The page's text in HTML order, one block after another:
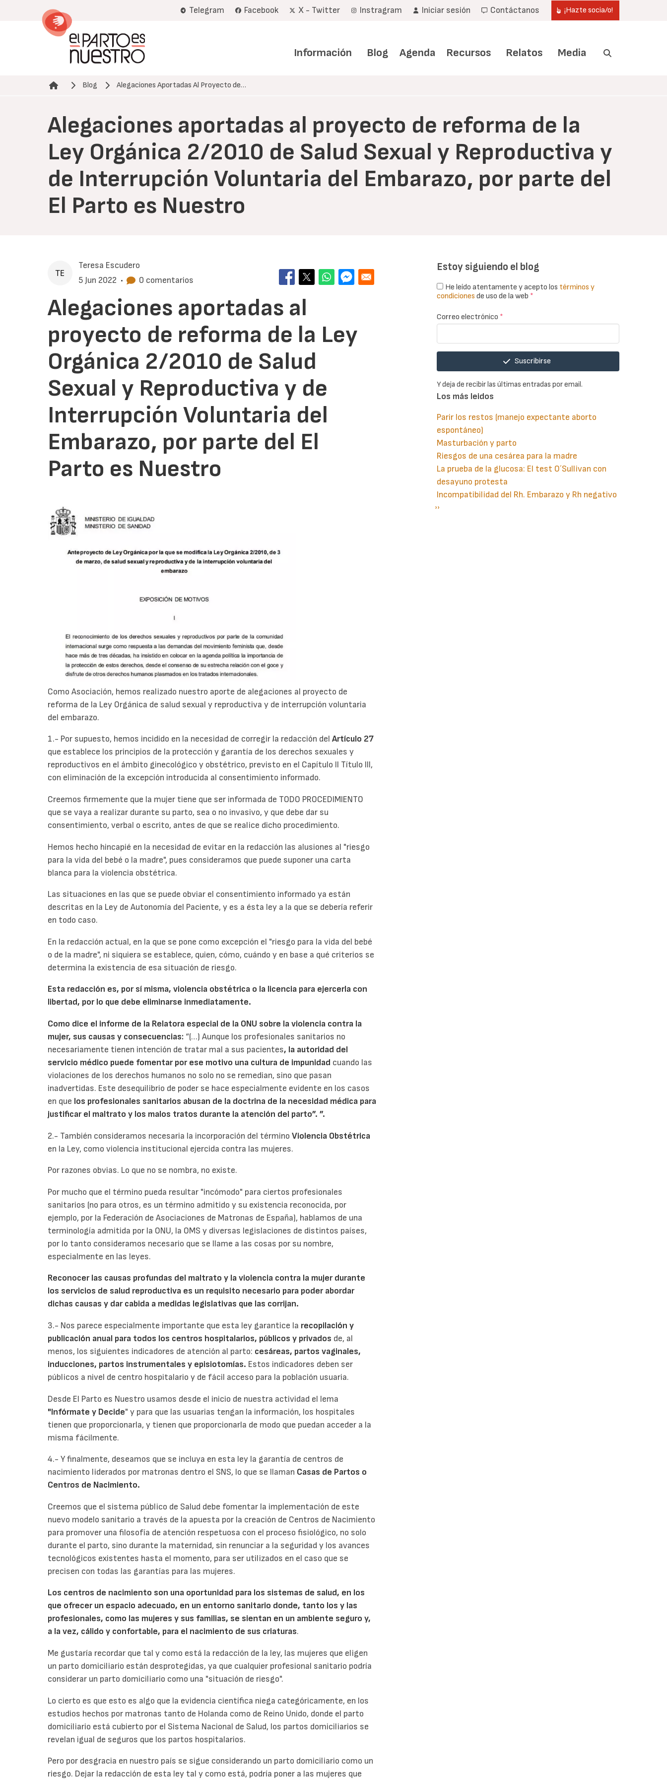
Telegram Facebook X - Twitter Instragram Iniciar sesión Contáctanos ¡Hazte socia/o!
Información Blog Agenda Recursos Relatos Media
Ruta de navegación
Blog Alegaciones Aportadas Al Proyecto de…
Alegaciones aportadas al proyecto de reforma de la
Ley Orgánica 2/2010 de Salud Sexual y Reproductiva y
de Interrupción Voluntaria del Embarazo, por parte del
El Parto es Nuestro
Teresa Escudero
5 Jun 2022 • 0 comentarios
Alegaciones aportadas al
proyecto de reforma de la Ley
Orgánica 2/2010 de Salud
Sexual y Reproductiva y de
Interrupción Voluntaria del
Embarazo, por parte del El
Parto es Nuestro
Como Asociación, hemos realizado nuestro aporte de alegaciones al proyecto de
reforma de la Ley Orgánica de salud sexual y reproductiva y de interrupción voluntaria
del embarazo.
1.- Por supuesto, hemos incidido en la necesidad de corregir la redacción del Artículo 27
que establece los principios de la protección y garantía de los derechos sexuales y
reproductivos en el ámbito ginecológico y obstétrico, previsto en el Capítulo II Título III,
con eliminación de la excepción introducida al consentimiento informado.
Creemos firmemente que la mujer tiene que ser informada de TODO PROCEDIMIENTO
que se vaya a realizar durante su parto, sea o no invasivo, y que debe dar su
consentimiento, verbal o escrito, antes de que se realice dicho procedimiento.
Hemos hecho hincapié en la necesidad de evitar en la redacción las alusiones al "riesgo
para la vida del bebé o la madre", pues consideramos que puede suponer una carta
blanca para la violencia obstétrica.
Las situaciones en las que se puede obviar el consentimiento informado ya están
descritas en la Ley de Autonomía del Paciente, y es a ésta ley a la que se debería referir
en todo caso.
En la redacción actual, en la que se pone como excepción el "riesgo para la vida del bebé
o de la madre", ni siquiera se establece, quien, cómo, cuándo y en base a qué criterios se
determina la existencia de esa situación de riesgo.
Esta redacción es, por sí misma, violencia obstétrica o la licencia para ejercerla con
libertad, por lo que debe eliminarse inmediatamente.
Como dice el informe de la Relatora especial de la ONU sobre la violencia contra la
mujer, sus causas y consecuencias: “(…) Aunque los profesionales sanitarios no
necesariamente tienen intención de tratar mal a sus pacientes, la autoridad del
servicio médico puede fomentar por ese motivo una cultura de impunidad cuando las
violaciones de los derechos humanos no solo no se remedian, sino que pasan
inadvertidas. Este desequilibrio de poder se hace especialmente evidente en los casos
en que los profesionales sanitarios abusan de la doctrina de la necesidad médica para
justificar el maltrato y los malos tratos durante la atención del parto”. ”.
2.- También consideramos necesaria la incorporación del término Violencia Obstétrica
en la Ley, como violencia institucional ejercida contra las mujeres.
Por razones obvias. Lo que no se nombra, no existe.
Por mucho que el término pueda resultar "incómodo" para ciertos profesionales
sanitarios (no para otros, es un término admitido y su existencia reconocida, por
ejemplo, por la Federación de Asociaciones de Matronas de España), hablamos de una
terminología admitida por la ONU, la OMS y diversas legislaciones de distintos países,
por lo tanto consideramos necesario que se llame a las cosas por su nombre,
especialmente en las leyes.
Reconocer las causas profundas del maltrato y la violencia contra la mujer durante
los servicios de salud reproductiva es un requisito necesario para poder abordar
dichas causas y dar cabida a medidas legislativas que las corrijan.
3.- Nos parece especialmente importante que esta ley garantice la recopilación y
publicación anual para todos los centros hospitalarios, públicos y privados de, al
menos, los siguientes indicadores de atención al parto: cesáreas, partos vaginales,
inducciones, partos instrumentales y episiotomías. Estos indicadores deben ser
públicos a nivel de centro hospitalario y de fácil acceso para la población usuaria.
Desde El Parto es Nuestro usamos desde el inicio de nuestra actividad el lema
"Infórmate y Decide" y para que las usuarias tengan la información, los hospitales
tienen que proporcionarla, y tienen que proporcionarla de modo que puedan acceder a la
misma fácilmente.
4.- Y finalmente, deseamos que se incluya en esta ley la garantía de centros de
nacimiento liderados por matronas dentro el SNS, lo que se llaman Casas de Partos o
Centros de Nacimiento.
Creemos que el sistema público de Salud debe fomentar la implementación de este
nuevo modelo sanitario a través de la apuesta por la creación de Centros de Nacimiento
para promover una filosofía de atención respetuosa con el proceso fisiológico, no solo
durante el parto, sino durante la maternidad, sin renunciar a la seguridad y los avances
tecnológicos existentes hasta el momento, para ser utilizados en el caso que se
precisen con todas las garantías para las mujeres.
Los centros de nacimiento son una oportunidad para los sistemas de salud, en los
que ofrecer un espacio adecuado, en un entorno sanitario donde, tanto los y las
profesionales, como las mujeres y sus familias, se sientan en un ambiente seguro y,
a la vez, cálido y confortable, para el nacimiento de sus criaturas.
Me gustaría recordar que tal y como está la redacción de la ley, las mujeres que eligen
un parto domiciliario están desprotegidas, ya que cualquier profesional sanitario podría
considerar un parto domiciliario como una "situación de riesgo".
Lo cierto es que esto es algo que la evidencia científica niega categóricamente, en los
estudios hechos por matronas tanto de Holanda como de Reino Unido, donde el parto
domiciliario está cubierto por el Sistema Nacional de Salud, los partos domiciliarios se
revelan igual de seguros que los partos hospitalarios.
Pero por desgracia en nuestro país se sigue considerando un parto domiciliario como un
riesgo. Dejar la redacción de esta ley tal y como está, podría poner a las mujeres que
Estoy siguiendo el blog
He leído atentamente y acepto los términos y
condiciones de uso de la web *
Correo electrónico *
Suscribirse
Y deja de recibir las últimas entradas por email.
Los más leidos
Parir los restos (manejo expectante aborto
espontáneo)
Masturbación y parto
Riesgos de una cesárea para la madre
La prueba de la glucosa: El test O´Sullivan con
desayuno protesta
Incompatibilidad del Rh. Embarazo y Rh negativo
Paginación
Siguiente
››